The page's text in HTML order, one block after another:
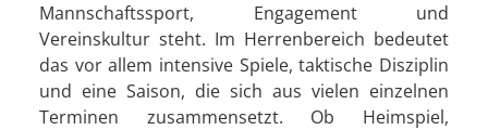
Mannschaftssport, Engagement und
Vereinskultur steht. Im Herrenbereich bedeutet
das vor allem intensive Spiele, taktische Disziplin
und eine Saison, die sich aus vielen einzelnen
Terminen zusammensetzt. Ob Heimspiel,